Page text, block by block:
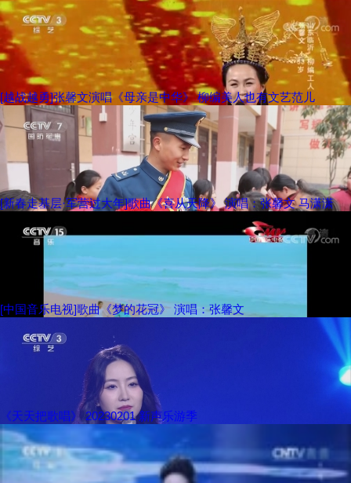
[越战越勇]张馨文演唱《母亲是中华》 柳编美人也有文艺范儿
[新春走基层·军营过大年]歌曲《喜从天降》 演唱：张馨文 马潇潇
[中国音乐电视]歌曲《梦的花冠》 演唱：张馨文
《天天把歌唱》 20230201 新声乐游季